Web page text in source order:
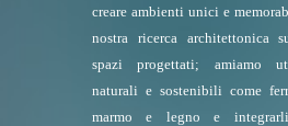
creare ambienti unici e
nostra ricerca architettonica
spazi progettati; amiamo
naturali e sostenibili come
marmo e legno e